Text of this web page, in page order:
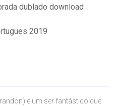
dublado download
2019
é um ser fantástico que